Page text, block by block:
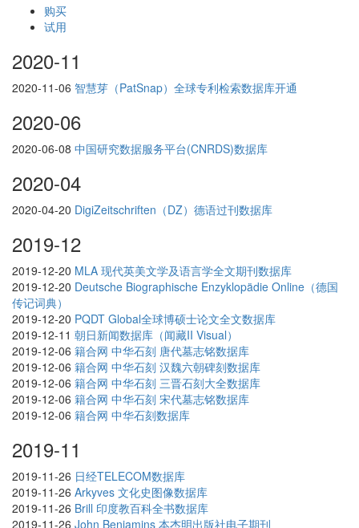
购买
试用
2020-11
2020-11-06 智慧芽（PatSnap）全球专利检索数据库开通
2020-06
2020-06-08 中国研究数据服务平台(CNRDS)数据库
2020-04
2020-04-20 DigiZeitschriften（DZ）德语过刊数据库
2019-12
2019-12-20 MLA 现代英美文学及语言学全文期刊数据库
2019-12-20 Deutsche Biographische Enzyklopädie Online（德国
传记词典）
2019-12-20 PQDT Global全球博硕士论文全文数据库
2019-12-11 朝日新闻数据库（闻藏II Visual）
2019-12-06 籍合网 中华石刻 唐代墓志铭数据库
2019-12-06 籍合网 中华石刻 汉魏六朝碑刻数据库
2019-12-06 籍合网 中华石刻 三晋石刻大全数据库
2019-12-06 籍合网 中华石刻 宋代墓志铭数据库
2019-12-06 籍合网 中华石刻数据库
2019-11
2019-11-26 日经TELECOM数据库
2019-11-26 Arkyves 文化史图像数据库
2019-11-26 Brill 印度教百科全书数据库
2019-11-26 John Benjamins 本杰明出版社电子期刊